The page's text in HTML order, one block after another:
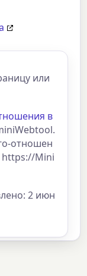
или
в
отношен
https://Mini
2 июн